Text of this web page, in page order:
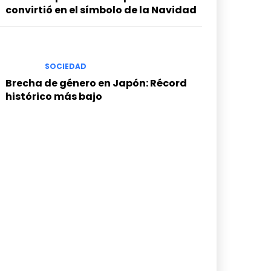
convirtió en el símbolo de la Navidad
SOCIEDAD
Brecha de género en Japón: Récord
histórico más bajo